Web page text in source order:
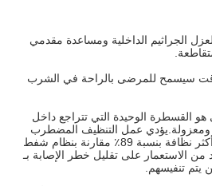
الجراثيم الداخلية ومساعدة مقدمي
سيسمح للمرضى بالراحة في الشرب
القسطرة الوحيدة التي تتراجع داخل
عمل التنظيف المضطرب
إلى أن تكون رأس القسطرة أكثر نظافة بنسبة 89٪ مقارنة بنظام شفط
الاستعمار على تقليل خطر الإصابة بـ